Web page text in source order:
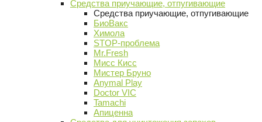
Средства приучающие, отпугивающие
Средства приучающие, отпугивающие
БиоВакс
Химола
STOP-проблема
Mr.Fresh
Мисс Кисс
Мистер Бруно
Anymal Play
Doctor VIC
Tamachi
Апиценна